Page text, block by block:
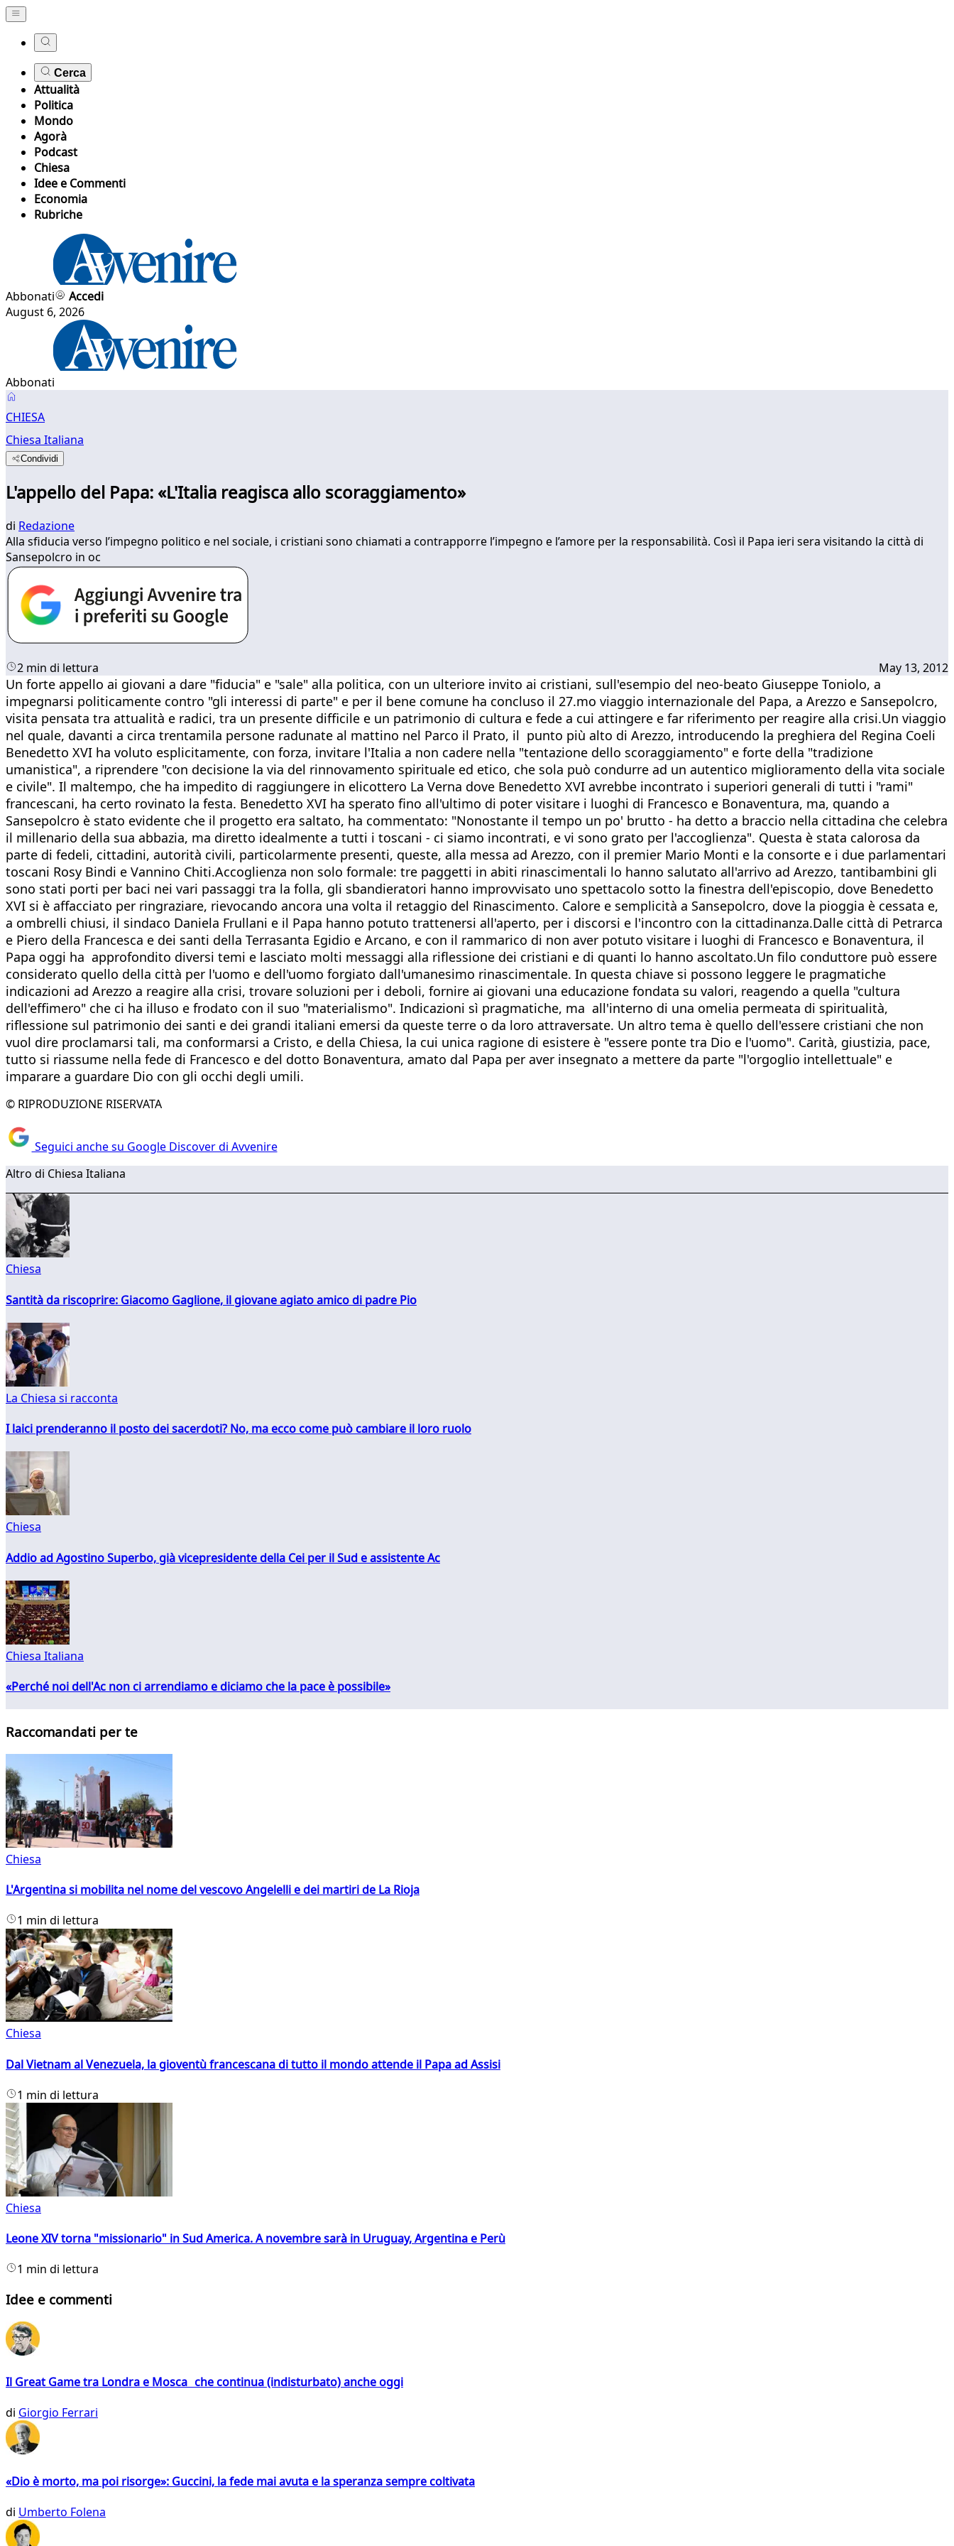
Cerca
Attualità
Politica
Mondo
Agorà
Podcast
Chiesa
Idee e Commenti
Economia
Rubriche
Abbonati
Accedi
August 6, 2026
Abbonati
CHIESA
Chiesa Italiana
Condividi
L'appello del Papa: «L'Italia reagisca allo scoraggiamento»
di Redazione
Alla sfiducia verso l’impegno politico e nel sociale, i cristiani sono chiamati a contrapporre l’impegno e l’amore per la responsabilità. Così il Papa ieri sera visitando la città di
Sansepolcro in oc
2 min di lettura May 13, 2012
Un forte appello ai giovani a dare "fiducia" e "sale" alla politica, con un ulteriore invito ai cristiani, sull'esempio del neo-beato Giuseppe Toniolo, a
impegnarsi politicamente contro "gli interessi di parte" e per il bene comune ha concluso il 27.mo viaggio internazionale del Papa, a Arezzo e Sansepolcro,
visita pensata tra attualità e radici, tra un presente difficile e un patrimonio di cultura e fede a cui attingere e far riferimento per reagire alla crisi.Un viaggio
nel quale, davanti a circa trentamila persone radunate al mattino nel Parco il Prato, il punto più alto di Arezzo, introducendo la preghiera del Regina Coeli
Benedetto XVI ha voluto esplicitamente, con forza, invitare l'Italia a non cadere nella "tentazione dello scoraggiamento" e forte della "tradizione
umanistica", a riprendere "con decisione la via del rinnovamento spirituale ed etico, che sola può condurre ad un autentico miglioramento della vita sociale
e civile". Il maltempo, che ha impedito di raggiungere in elicottero La Verna dove Benedetto XVI avrebbe incontrato i superiori generali di tutti i "rami"
francescani, ha certo rovinato la festa. Benedetto XVI ha sperato fino all'ultimo di poter visitare i luoghi di Francesco e Bonaventura, ma, quando a
Sansepolcro è stato evidente che il progetto era saltato, ha commentato: "Nonostante il tempo un po' brutto - ha detto a braccio nella cittadina che celebra
il millenario della sua abbazia, ma diretto idealmente a tutti i toscani - ci siamo incontrati, e vi sono grato per l'accoglienza". Questa è stata calorosa da
parte di fedeli, cittadini, autorità civili, particolarmente presenti, queste, alla messa ad Arezzo, con il premier Mario Monti e la consorte e i due parlamentari
toscani Rosy Bindi e Vannino Chiti.Accoglienza non solo formale: tre paggetti in abiti rinascimentali lo hanno salutato all'arrivo ad Arezzo, tantibambini gli
sono stati porti per baci nei vari passaggi tra la folla, gli sbandieratori hanno improvvisato uno spettacolo sotto la finestra dell'episcopio, dove Benedetto
XVI si è affacciato per ringraziare, rievocando ancora una volta il retaggio del Rinascimento. Calore e semplicità a Sansepolcro, dove la pioggia è cessata e,
a ombrelli chiusi, il sindaco Daniela Frullani e il Papa hanno potuto trattenersi all'aperto, per i discorsi e l'incontro con la cittadinanza.Dalle città di Petrarca
e Piero della Francesca e dei santi della Terrasanta Egidio e Arcano, e con il rammarico di non aver potuto visitare i luoghi di Francesco e Bonaventura, il
Papa oggi ha approfondito diversi temi e lasciato molti messaggi alla riflessione dei cristiani e di quanti lo hanno ascoltato.Un filo conduttore può essere
considerato quello della città per l'uomo e dell'uomo forgiato dall'umanesimo rinascimentale. In questa chiave si possono leggere le pragmatiche
indicazioni ad Arezzo a reagire alla crisi, trovare soluzioni per i deboli, fornire ai giovani una educazione fondata su valori, reagendo a quella "cultura
dell'effimero" che ci ha illuso e frodato con il suo "materialismo". Indicazioni sì pragmatiche, ma all'interno di una omelia permeata di spiritualità,
riflessione sul patrimonio dei santi e dei grandi italiani emersi da queste terre o da loro attraversate. Un altro tema è quello dell'essere cristiani che non
vuol dire proclamarsi tali, ma conformarsi a Cristo, e della Chiesa, la cui unica ragione di esistere è "essere ponte tra Dio e l'uomo". Carità, giustizia, pace,
tutto si riassume nella fede di Francesco e del dotto Bonaventura, amato dal Papa per aver insegnato a mettere da parte "l'orgoglio intellettuale" e
imparare a guardare Dio con gli occhi degli umili.
© RIPRODUZIONE RISERVATA
Seguici anche su Google Discover di Avvenire
Altro di Chiesa Italiana
Chiesa
Santità da riscoprire: Giacomo Gaglione, il giovane agiato amico di padre Pio
La Chiesa si racconta
I laici prenderanno il posto dei sacerdoti? No, ma ecco come può cambiare il loro ruolo
Chiesa
Addio ad Agostino Superbo, già vicepresidente della Cei per il Sud e assistente Ac
Chiesa Italiana
«Perché noi dell'Ac non ci arrendiamo e diciamo che la pace è possibile»
Raccomandati per te
Chiesa
L'Argentina si mobilita nel nome del vescovo Angelelli e dei martiri de La Rioja
1 min di lettura
Chiesa
Dal Vietnam al Venezuela, la gioventù francescana di tutto il mondo attende il Papa ad Assisi
1 min di lettura
Chiesa
Leone XIV torna "missionario" in Sud America. A novembre sarà in Uruguay, Argentina e Perù
1 min di lettura
Idee e commenti
Il Great Game tra Londra e Mosca che continua (indisturbato) anche oggi
di Giorgio Ferrari
«Dio è morto, ma poi risorge»: Guccini, la fede mai avuta e la speranza sempre coltivata
di Umberto Folena